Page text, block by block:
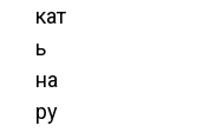
кат
ь
на
ру